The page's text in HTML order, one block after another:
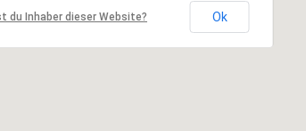
du Inhaber dieser Website? Ok
du Inhaber dieser Website? Ok